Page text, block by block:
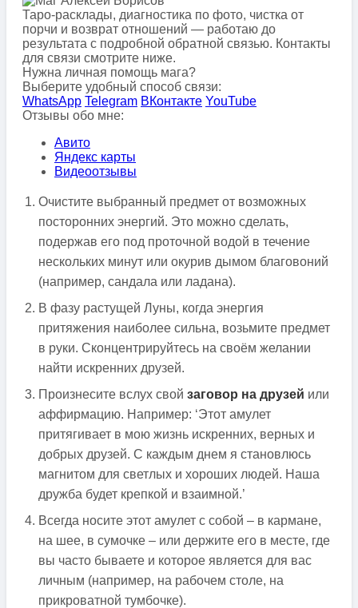
Таро-расклады, диагностика по фото, чистка от
порчи и возврат отношений — работаю до
результата с подробной обратной связью. Контакты
для связи смотрите ниже.
Нужна личная помощь мага?
Выберите удобный способ связи:
WhatsApp Telegram ВКонтакте YouTube
Отзывы обо мне:
Авито
Яндекс карты
Видеоотзывы
Очистите выбранный предмет от возможных
посторонних энергий. Это можно сделать,
подержав его под проточной водой в течение
нескольких минут или окурив дымом благовоний
(например, сандала или ладана).
В фазу растущей Луны, когда энергия
притяжения наиболее сильна, возьмите предмет
в руки. Сконцентрируйтесь на своём желании
найти искренних друзей.
Произнесите вслух свой заговор на друзей или
аффирмацию. Например: ‘Этот амулет
притягивает в мою жизнь искренних, верных и
добрых друзей. С каждым днем я становлюсь
магнитом для светлых и хороших людей. Наша
дружба будет крепкой и взаимной.’
Всегда носите этот амулет с собой – в кармане,
на шее, в сумочке – или держите его в месте, где
вы часто бываете и которое является для вас
личным (например, на рабочем столе, на
прикроватной тумбочке).